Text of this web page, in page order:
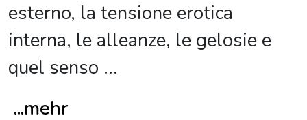
esterno, la tensione erotica
interna, le alleanze, le gelosie e
quel senso ...
...mehr